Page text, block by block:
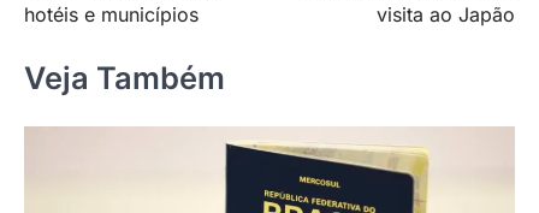
hotéis e municípios
visita ao Japão
Veja Também